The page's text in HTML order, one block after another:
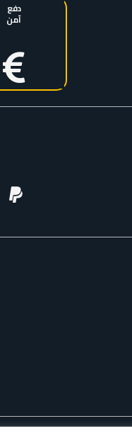
دفع
آمن